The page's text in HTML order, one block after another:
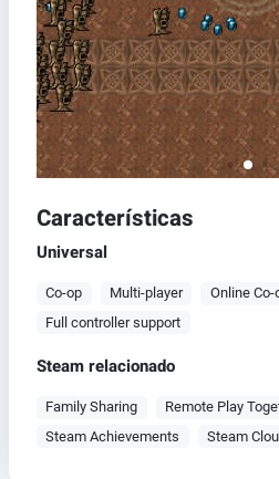
Características
Universal
Co-op Multi-player Online Co-
Full controller support
Steam relacionado
Family Sharing
Remote Play
Steam Achievements
Steam